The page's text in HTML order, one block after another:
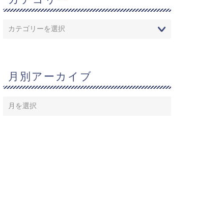
月別アーカイブ